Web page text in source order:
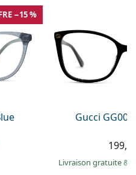
−15 %
Gucci
Livraison gratuite&